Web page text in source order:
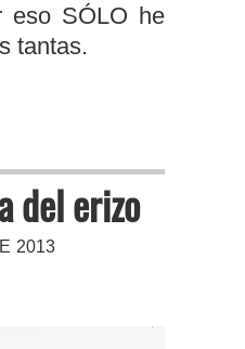
eso SÓLO he
tantas.
del erizo
2013